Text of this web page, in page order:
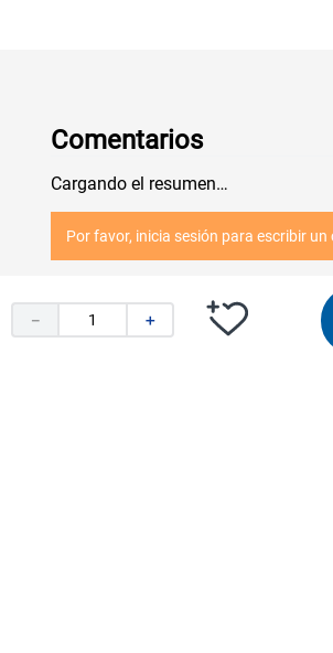
＋
－
Comentarios
Cargando el resumen…
Por favor, inicia sesión para escribir
Más reciente Todos